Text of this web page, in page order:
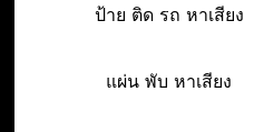
ป้าย ติด รถ หาเสียง
แผ่น พับ หาเสียง